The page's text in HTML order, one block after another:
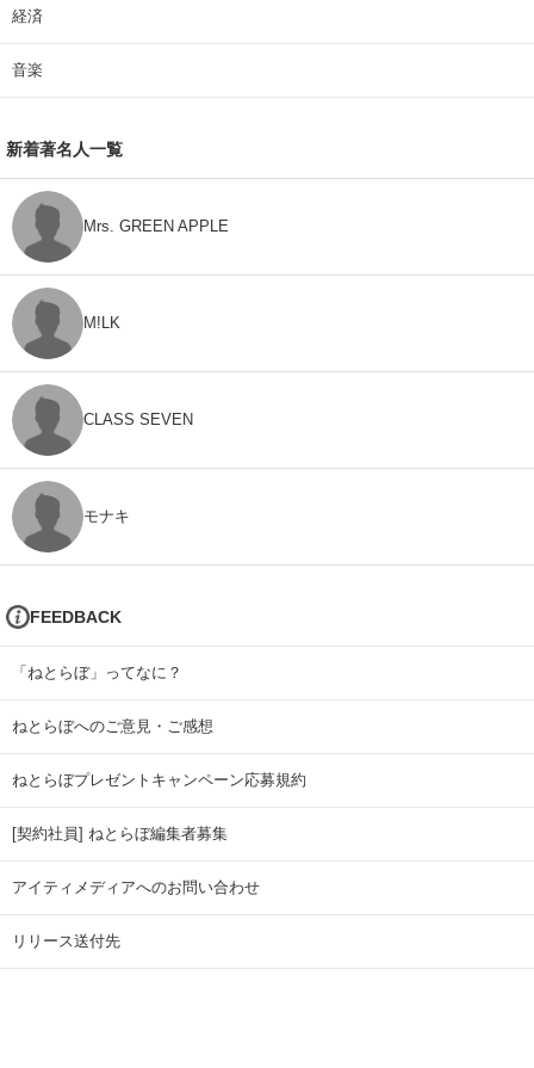
経済
音楽
新着著名人一覧
Mrs. GREEN APPLE
M!LK
CLASS SEVEN
モナキ
FEEDBACK
「ねとらぼ」ってなに？
ねとらぼへのご意見・ご感想
ねとらぼプレゼントキャンペーン応募規約
[契約社員] ねとらぼ編集者募集
アイティメディアへのお問い合わせ
リリース送付先